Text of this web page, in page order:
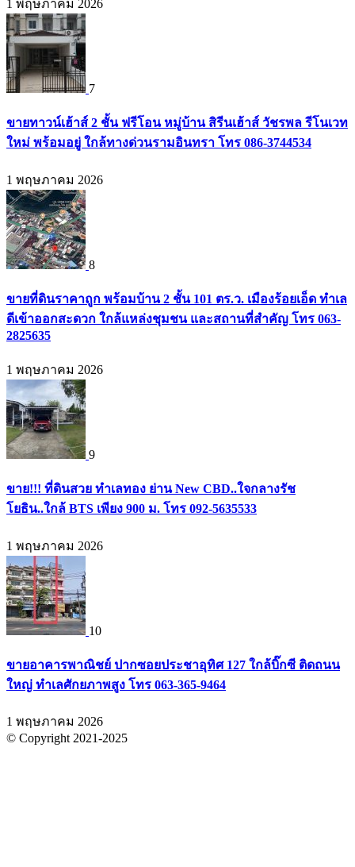
1 พฤษภาคม 2026
7
ขายทาวน์เฮ้าส์ 2 ชั้น ฟรีโอน หมู่บ้าน สิรีนเฮ้าส์ วัชรพล รีโนเวท
ใหม่ พร้อมอยู่ ใกล้ทางด่วนรามอินทรา โทร 086-3744534
1 พฤษภาคม 2026
8
ขายที่ดินราคาถูก พร้อมบ้าน 2 ชั้น 101 ตร.ว. เมืองร้อยเอ็ด ทำเล
ดีเข้าออกสะดวก ใกล้แหล่งชุมชน และสถานที่สำคัญ โทร 063-
2825635
1 พฤษภาคม 2026
9
ขาย!!! ที่ดินสวย ทำเลทอง ย่าน New CBD..ใจกลางรัช
โยธิน..ใกล้ BTS เพียง 900 ม. โทร 092-5635533
1 พฤษภาคม 2026
10
ขายอาคารพาณิชย์ ปากซอยประชาอุทิศ 127 ใกล้บิ๊กซี ติดถนน
ใหญ่ ทำเลศักยภาพสูง โทร 063-365-9464
1 พฤษภาคม 2026
© Copyright 2021-2025